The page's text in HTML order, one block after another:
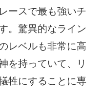
ースで最も強いチ
。驚異的なライン
レベルも非常に高
を持っていて、リ
牲にすることに専